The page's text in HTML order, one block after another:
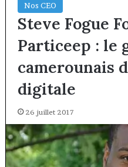
Nos CEO
Steve Fogue
Particeep : le
camerounais
digitale
26 juillet 2017